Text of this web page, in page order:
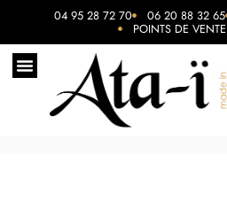
04 95 28 72 70 06 20 88 32 65
POINTS DE VENTE